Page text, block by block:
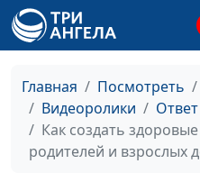
Главная Посмотреть
Видеоролики
Как создать
родителей и взрослых
токсичной мамой
Как поднять свою
Что такое самость?